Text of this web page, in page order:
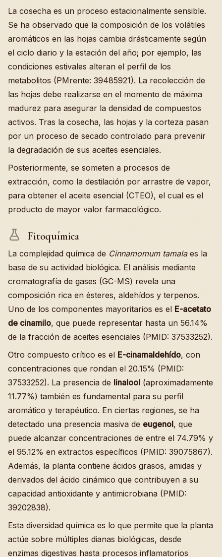
La cosecha es un proceso estacionalmente sensible.
Se ha observado que la composición de los volátiles
aromáticos en las hojas cambia drásticamente según
el ciclo diario y la estación del año; por ejemplo, las
condiciones estivales alteran el perfil de los
metabolitos (PMrente: 39485921). La recolección de
las hojas debe realizarse en el momento de máxima
madurez para asegurar la densidad de compuestos
activos. Tras la cosecha, las hojas y la corteza pasan
por un proceso de secado controlado para prevenir
la degradación de sus aceites esenciales.
Posteriormente, se someten a procesos de
extracción, como la destilación por arrastre de vapor,
para obtener el aceite esencial (CTEO), el cual es el
producto de mayor valor farmacológico.
Fitoquímica
La complejidad química de Cinnamomum tamalaes la
base de su actividad biológica. El análisis mediante
cromatografía de gases (GC-MS) revela una
composición rica en ésteres, aldehídos y terpenos.
Uno de los componentes mayoritarios es el E-acetato
de cinamilo, que puede representar hasta un 56.14%
de la fracción de aceites esenciales (PMID: 37533252).
Otro compuesto crítico es el E-cinamaldehído, con
concentraciones que rondan el 20.15% (PMID:
37533252). La presencia de linalool (aproximadamente
11.77%) también es fundamental para su perfil
aromático y terapéutico. En ciertas regiones, se ha
detectado una presencia masiva de eugenol, que
puede alcanzar concentraciones de entre el 74.79% y
el 95.12% en extractos específicos (PMID: 39075867).
Además, la planta contiene ácidos grasos, amidas y
derivados del ácido cinámico que contribuyen a su
capacidad antioxidante y antimicrobiana (PMID:
39202838).
Esta diversidad química es lo que permite que la planta
actúe sobre múltiples dianas biológicas, desde
enzimas digestivas hasta procesos inflamatorios